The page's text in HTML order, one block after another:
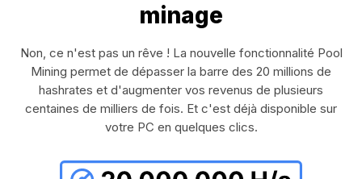
minage
Non, ce n'est pas un rêve ! La nouvelle fonctionnalité Pool
Mining permet de dépasser la barre des 20 millions de
hashrates et d'augmenter vos revenus de plusieurs
centaines de milliers de fois. Et c'est déjà disponible sur
votre PC en quelques clics.